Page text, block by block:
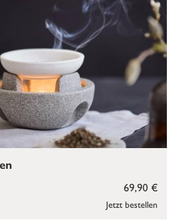
Jetzt bestellen
69,90 €